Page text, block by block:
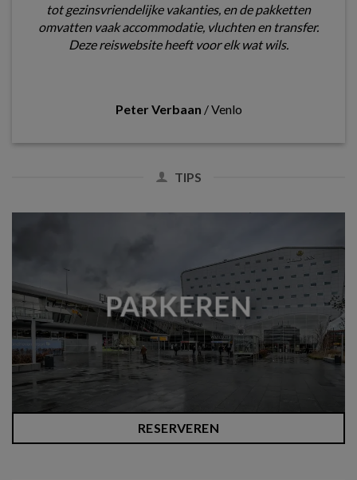
tot gezinsvriendelijke vakanties, en de pakketten
omvatten vaak accommodatie, vluchten en transfer.
Deze reiswebsite heeft voor elk wat wils.
Peter Verbaan /Venlo
TIPS
PARKEREN
RESERVEREN